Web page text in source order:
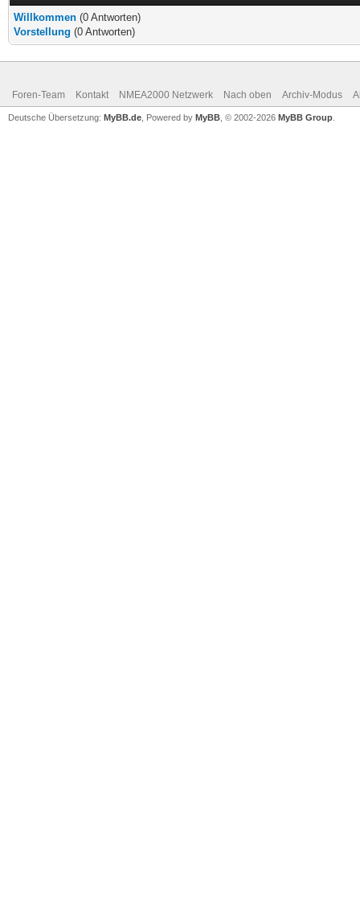
Willkommen (0 Antworten)
Vorstellung (0 Antworten)
Foren-Team Kontakt NMEA2000 Netzwerk Nach oben Archiv-Modus
Deutsche Übersetzung: MyBB.de , Powered by MyBB , © 2002-2026 MyBB Group